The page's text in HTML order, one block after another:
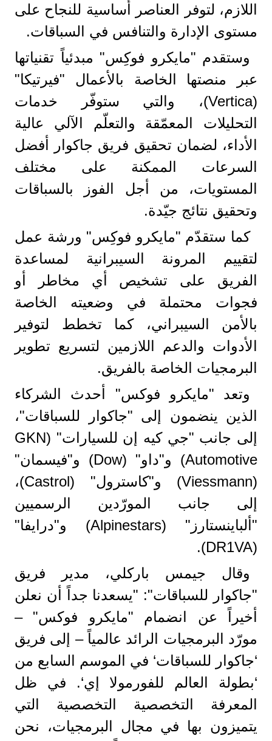
اللازم، لتوفر العناصر أساسية للنجاح على
مستوى الإدارة والتنافس في السباقات.
وستقدم "مايكرو فوكِس" مبدئياً تقنياتها
عبر منصتها الخاصة بالأعمال "فيرتيكا"
(Vertica)، والتي ستوفّر خدمات
التحليلات المعمّقة والتعلّم الآلي عالية
الأداء، لضمان تحقيق فريق جاكوار أفضل
السرعات الممكنة على مختلف
المستويات، من أجل الفوز بالسباقات
وتحقيق نتائج جيّدة.
كما ستقدّم "مايكرو فوكِس" ورشة عمل
لتقييم المرونة السيبرانية لمساعدة
الفريق على تشخيص أي مخاطر أو
فجوات محتملة في وضعيته الخاصة
بالأمن السيبراني، كما تخطط لتوفير
الأدوات والدعم اللازمين لتسريع تطوير
البرمجيات الخاصة بالفريق.
وتعد "مايكرو فوكس" أحدث الشركاء
الذين ينضمون إلى "جاكوار للسباقات"،
إلى جانب "جي كيه إن للسيارات" (GKN
Automotive) و"داو" (Dow) و"فيسمان"
(Viessmann) و"كاسترول" (Castrol)،
إلى جانب المورّدين الرسميين
"ألباينستارز" (Alpinestars) و"درايفا"
(DR1VA).
وقال جيمس باركلي، مدير فريق
"جاكوار للسباقات": "يسعدنا جداً أن نعلن
أخيراً عن انضمام "مايكرو فوكس" –
مورّد البرمجيات الرائد عالمياً – إلى فريق
‘جاكوار للسباقات‘ في الموسم السابع من
‘بطولة العالم للفورمولا إي‘. في ظل
المعرفة التخصصية التخصصية التي
يتميزون بها في مجال البرمجيات، نحن